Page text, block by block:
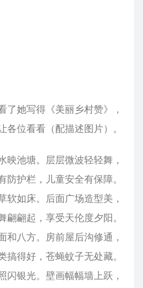
了她写得《美丽乡村赞》，
位看看（配描述图片）。
映池塘。层层微波轻轻舞，
护栏，儿童安全有保障。
软如床。后面广场造型美，
翩起，享受天伦度夕阳。
和八方。房前屋后沟修通，
得好，苍蝇蚊子无处藏。
闪银光。壁画幅幅墙上跃，